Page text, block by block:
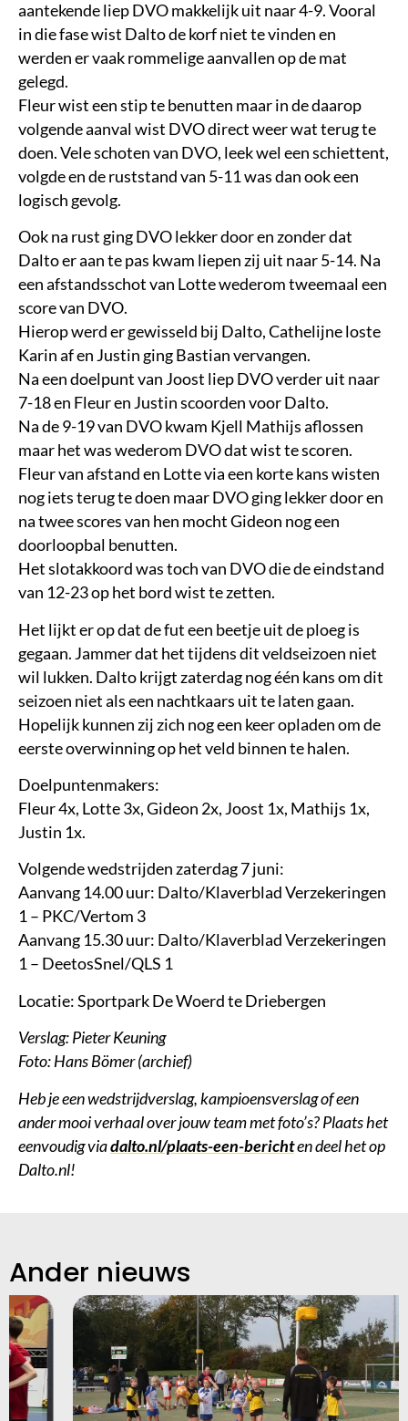
aantekende liep DVO makkelijk uit naar 4-9. Vooral
in die fase wist Dalto de korf niet te vinden en
werden er vaak rommelige aanvallen op de mat
gelegd.
Fleur wist een stip te benutten maar in de daarop
volgende aanval wist DVO direct weer wat terug te
doen. Vele schoten van DVO, leek wel een schiettent,
volgde en de ruststand van 5-11 was dan ook een
logisch gevolg.
Ook na rust ging DVO lekker door en zonder dat
Dalto er aan te pas kwam liepen zij uit naar 5-14. Na
een afstandsschot van Lotte wederom tweemaal een
score van DVO.
Hierop werd er gewisseld bij Dalto, Cathelijne loste
Karin af en Justin ging Bastian vervangen.
Na een doelpunt van Joost liep DVO verder uit naar
7-18 en Fleur en Justin scoorden voor Dalto.
Na de 9-19 van DVO kwam Kjell Mathijs aflossen
maar het was wederom DVO dat wist te scoren.
Fleur van afstand en Lotte via een korte kans wisten
nog iets terug te doen maar DVO ging lekker door en
na twee scores van hen mocht Gideon nog een
doorloopbal benutten.
Het slotakkoord was toch van DVO die de eindstand
van 12-23 op het bord wist te zetten.
Het lijkt er op dat de fut een beetje uit de ploeg is
gegaan. Jammer dat het tijdens dit veldseizoen niet
wil lukken. Dalto krijgt zaterdag nog één kans om dit
seizoen niet als een nachtkaars uit te laten gaan.
Hopelijk kunnen zij zich nog een keer opladen om de
eerste overwinning op het veld binnen te halen.
Doelpuntenmakers:
Fleur 4x, Lotte 3x, Gideon 2x, Joost 1x, Mathijs 1x,
Justin 1x.
Volgende wedstrijden zaterdag 7 juni:
Aanvang 14.00 uur: Dalto/Klaverblad Verzekeringen
1 – PKC/Vertom 3
Aanvang 15.30 uur: Dalto/Klaverblad Verzekeringen
1 – DeetosSnel/QLS 1
Locatie: Sportpark De Woerd te Driebergen
Verslag: Pieter Keuning
Foto: Hans Bömer (archief)
Heb je een wedstrijdverslag, kampioensverslag of een
ander mooi verhaal over jouw team met foto’s? Plaats het
eenvoudig viadalto.nl/plaats-een-berichten deel het op
Dalto.nl!
Ander nieuws